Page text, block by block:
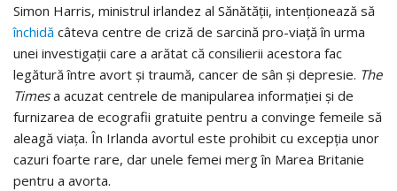
Simon Harris, ministrul irlandez al Sănătății, intenționează să
închidă câteva centre de criză de sarcină pro-viață în urma
unei investigații care a arătat că consilierii acestora fac
legătură între avort și traumă, cancer de sân și depresie. The
Timesa acuzat centrele de manipularea informației și de
furnizarea de ecografii gratuite pentru a convinge femeile să
aleagă viața. În Irlanda avortul este prohibit cu excepția unor
cazuri foarte rare, dar unele femei merg în Marea Britanie
pentru a avorta.